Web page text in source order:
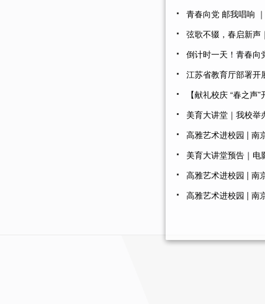
青春向党 邮我唱响
弦歌不辍，春启新声
倒计时一天！青春向
江苏省教育厅部署开
【献礼校庆 “春之声
美育大讲堂｜我校举
高雅艺术进校园 | 南
美育大讲堂预告｜电
高雅艺术进校园 | 南
高雅艺术进校园 | 南